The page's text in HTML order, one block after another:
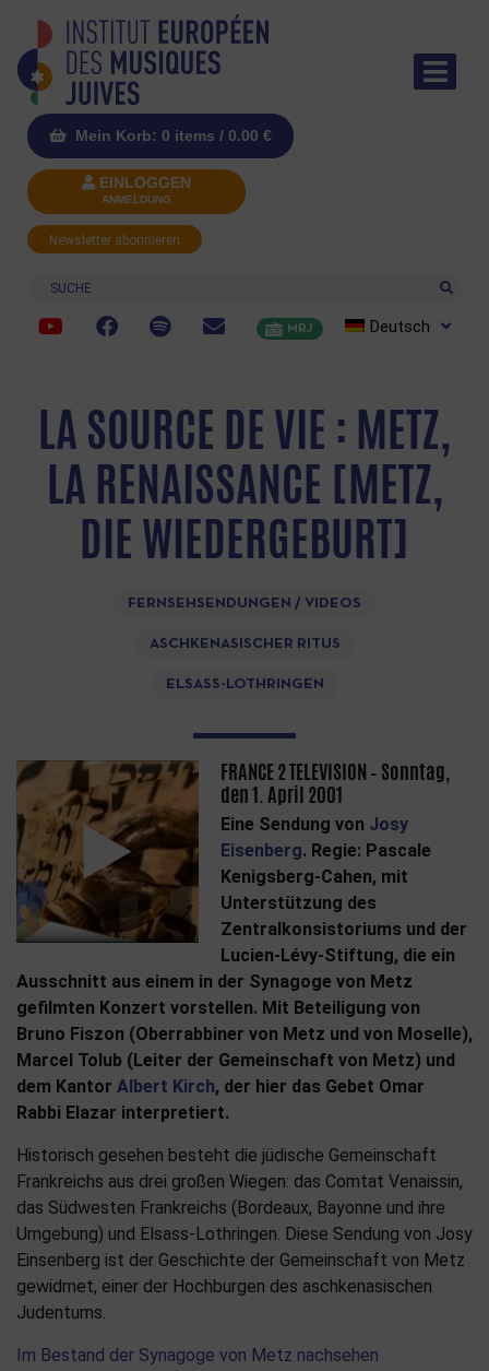
Mein Korb: 0 items / 0.00 €
EINLOGGEN
ANMELDUNG
Newsletter abonnieren
Suche
MRJ Deutsch
LA SOURCE DE VIE : METZ,
LA RENAISSANCE [METZ,
DIE WIEDERGEBURT]
FERNSEHSENDUNGEN / VIDEOS
ASCHKENASISCHER RITUS
ELSASS-LOTHRINGEN
FRANCE 2 TELEVISION – Sonntag,
den 1. April 2001
Eine Sendung von Josy
Eisenberg. Regie: Pascale
Kenigsberg-Cahen, mit
Unterstützung des
Zentralkonsistoriums und der
Lucien-Lévy-Stiftung, die ein
Ausschnitt aus einem in der Synagoge von Metz
gefilmten Konzert vorstellen. Mit Beteiligung von
Bruno Fiszon (Oberrabbiner von Metz und von Moselle),
Marcel Tolub (Leiter der Gemeinschaft von Metz) und
dem Kantor Albert Kirch, der hier das Gebet Omar
Rabbi Elazar interpretiert.
Historisch gesehen besteht die jüdische Gemeinschaft
Frankreichs aus drei großen Wiegen: das Comtat Venaissin,
das Südwesten Frankreichs (Bordeaux, Bayonne und ihre
Umgebung) und Elsass-Lothringen. Diese Sendung von Josy
Einsenberg ist der Geschichte der Gemeinschaft von Metz
gewidmet, einer der Hochburgen des aschkenasischen
Judentums.
Im Bestand der Synagoge von Metz nachsehen